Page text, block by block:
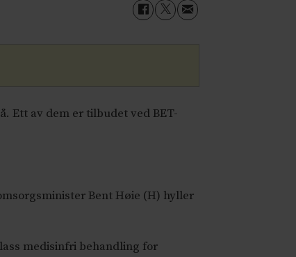
Ett av dem er tilbudet ved BET-
Bent Høie (H) hyller
medisinfri behandling for